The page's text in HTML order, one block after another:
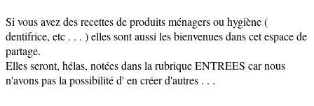
Si vous avez des recettes de produits ménagers ou hygiène (
dentifrice, etc . . . ) elles sont aussi les bienvenues dans cet espace de
partage.
Elles seront, hélas, notées dans la rubrique ENTREES car nous
n'avons pas la possibilité d' en créer d'autres . . .